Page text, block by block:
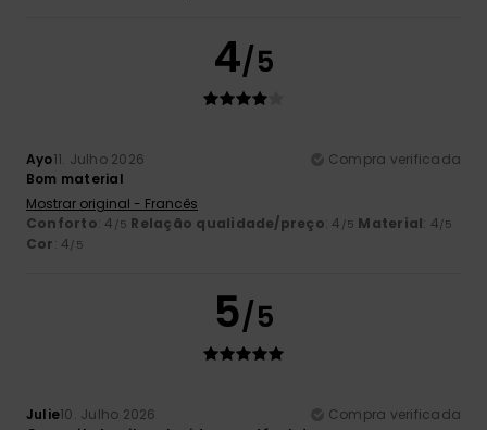
4/5
Ayo11. Julho 2026
Compra verificada
Bom material
Mostrar original - Francês
Conforto: 4 /5 Relação qualidade/preço: 4 /5 Material: 4/5
Cor: 4/5
5/5
Julie10. Julho 2026
Compra verificada